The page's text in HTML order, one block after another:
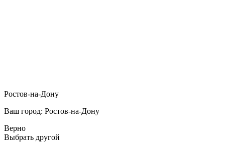
Ростов-на-Дону
Ваш город: Ростов-на-Дону
Верно
Выбрать другой